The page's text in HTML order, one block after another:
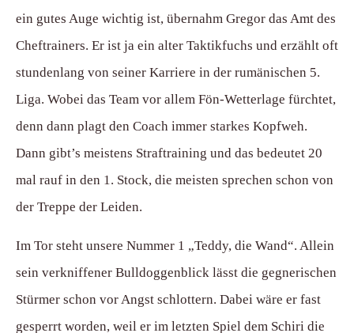
ein gutes Auge wichtig ist, übernahm Gregor das Amt des
Cheftrainers. Er ist ja ein alter Taktikfuchs und erzählt oft
stundenlang von seiner Karriere in der rumänischen 5.
Liga. Wobei das Team vor allem Fön-Wetterlage fürchtet,
denn dann plagt den Coach immer starkes Kopfweh.
Dann gibt’s meistens Straftraining und das bedeutet 20
mal rauf in den 1. Stock, die meisten sprechen schon von
der Treppe der Leiden.
Im Tor steht unsere Nummer 1 „Teddy, die Wand“. Allein
sein verkniffener Bulldoggenblick lässt die gegnerischen
Stürmer schon vor Angst schlottern. Dabei wäre er fast
gesperrt worden, weil er im letzten Spiel dem Schiri die